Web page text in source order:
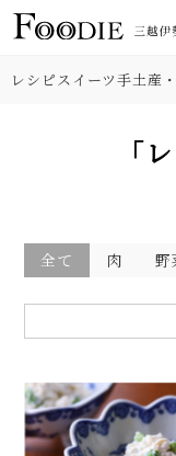
レシピスイーツ手土産
「
全て 肉 野